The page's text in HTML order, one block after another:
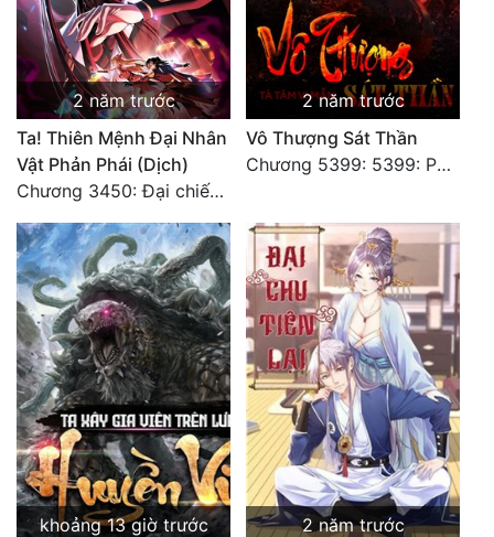
Xuyên Thư
Điền Văn
Đô Thị
Đông Phương
Đông Phương Huyền Huyễn
Đồng Nhân
Cẩu Đạo Trường Sinh
Ngự Thú
Truyện Nam
Truyện Nữ
Vô Địch Lưu
Xây Dựng Thế Lực
2 năm trước
Ta! Thiên Mệnh Đại Nhân
Vật Phản Phái (Dịch)
Chương 3450: Đại chiến căng thẳng
2 năm trước
Vô Thượng Sát Thần
Chương 5399: 5399: Phá giải
khoảng 13 giờ trước
2 năm trước